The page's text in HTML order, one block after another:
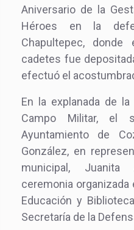
Aniversario de la
Héroes en la
Chapultepec,
cadetes fue
efectuó el
En la explanada de la
Campo Militar, el
Ayuntamiento de
González, en
municipal,
ceremonia
Educación y
Secretaría de la